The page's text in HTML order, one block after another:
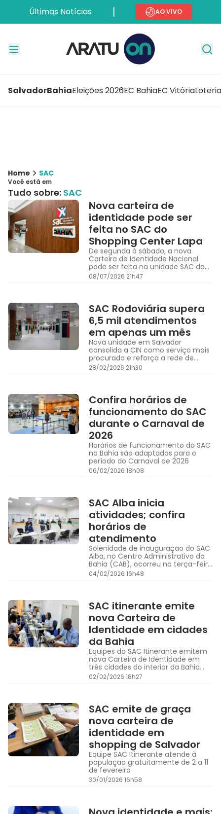
Últimas Notícias AO VIVO
SalvadorBahiaEleições 2026EC BahiaEC Vitória
Home SAC
Você está em
Tudo sobre: SAC
Nova carteira de
identidade pode ser
feita no SAC do
Shopping Center Lapa
De segunda à sábado, a nova
Carteira de Identidade Nacional
pode ser feita na unidade SAC do
Shopping Center Lapa, no Centro
de Salvador
08/07/2026 21h47
SAC Rodoviária supera
6,5 mil atendimentos
em apenas um mês
Nova unidade em Salvador
consolida a CIN como serviço mais
procurado e reforça a rede de
cidadania na capital
28/02/2026 21h30
Confira horários de
funcionamento do SAC
durante o Carnaval de
2026
Horários de funcionamento do SAC
na Bahia são adaptados para o
período do Carnaval de 2026
06/02/2026 18h08
SAC Alba inicia
atividades; confira
horários de
atendimento
Solenidade de inauguração do SAC
Alba, no Centro Administrativo da
Bahia (CAB), ocorreu na terça-feira
(3)
04/02/2026 16h48
SAC itinerante emite
nova Carteira de
Identidade em cidades
da Bahia
Equipes do SAC Itinerante emitem
nova Carteira de Identidade em
três cidades do interior da Bahia
entre 3 e 10 de fevereiro
02/02/2026 18h27
SAC emite de graça
nova carteira de
identidade em
shopping de Salvador
Equipe SAC Itinerante atende à
população gratuitamente de 2 a 11
de fevereiro
30/01/2026 16h58